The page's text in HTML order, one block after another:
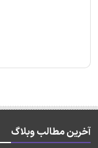
آخرین مطالب وبلاگ